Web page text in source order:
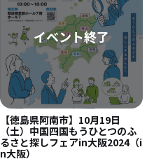
【徳島県阿南市】10月19日
（土）中国四国もうひとつのふ
るさと探しフェアin大阪2024（i
n大阪）